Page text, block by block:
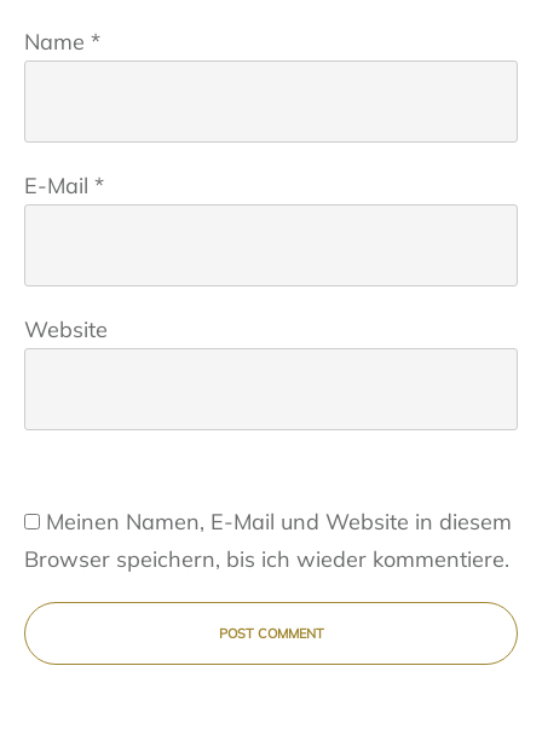
Name *
E-Mail *
Website
Meinen Namen, E-Mail und Website in diesem
Browser speichern, bis ich wieder kommentiere.
POST COMMENT